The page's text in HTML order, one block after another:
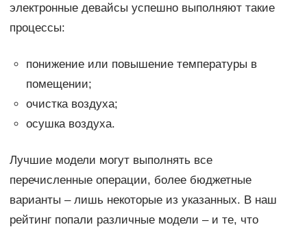
электронные девайсы успешно выполняют такие
процессы:
понижение или повышение температуры в
помещении;
очистка воздуха;
осушка воздуха.
Лучшие модели могут выполнять все
перечисленные операции, более бюджетные
варианты – лишь некоторые из указанных. В наш
рейтинг попали различные модели – и те, что